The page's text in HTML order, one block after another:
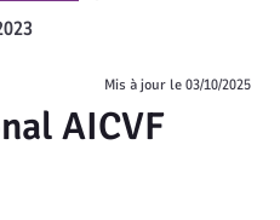
AICVF
Mis à jour le03/10/2025